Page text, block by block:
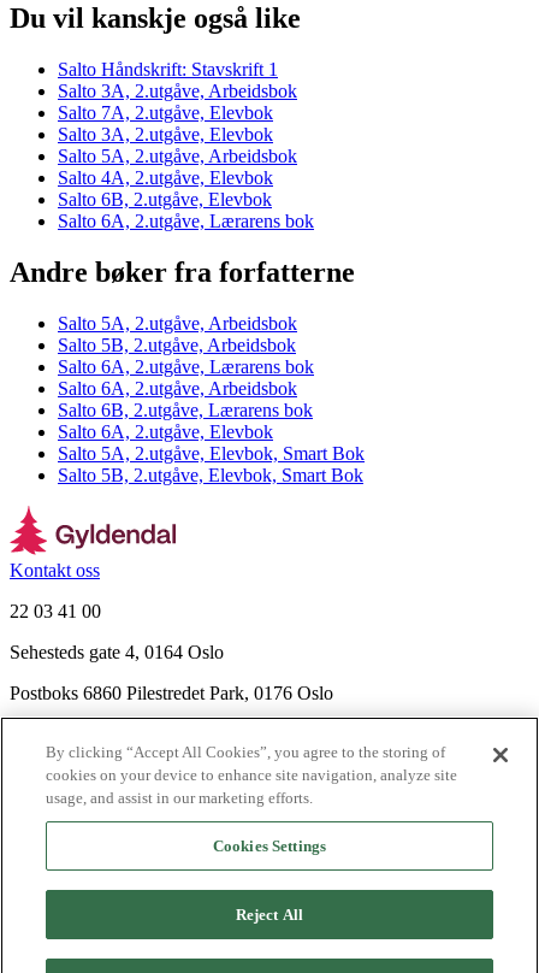
Du vil kanskje også like
Salto Håndskrift: Stavskrift 1
Salto 3A, 2.utgåve, Arbeidsbok
Salto 7A, 2.utgåve, Elevbok
Salto 3A, 2.utgåve, Elevbok
Salto 5A, 2.utgåve, Arbeidsbok
Salto 4A, 2.utgåve, Elevbok
Salto 6B, 2.utgåve, Elevbok
Salto 6A, 2.utgåve, Lærarens bok
Andre bøker fra forfatterne
Salto 5A, 2.utgåve, Arbeidsbok
Salto 5B, 2.utgåve, Arbeidsbok
Salto 6A, 2.utgåve, Lærarens bok
Salto 6A, 2.utgåve, Arbeidsbok
Salto 6B, 2.utgåve, Lærarens bok
Salto 6A, 2.utgåve, Elevbok
Salto 5A, 2.utgåve, Elevbok, Smart Bok
Salto 5B, 2.utgåve, Elevbok, Smart Bok
Kontakt oss
22 03 41 00
Sehesteds gate 4, 0164 Oslo
Postboks 6860 Pilestredet Park, 0176 Oslo
Nyhetsbrev
Ledige stillinger
Send inn manus
Agency
By clicking “Accept All Cookies”, you agree to the storing of
cookies on your device to enhance site navigation, analyze site
usage, and assist in our marketing efforts.
Cookies Settings
Reject All